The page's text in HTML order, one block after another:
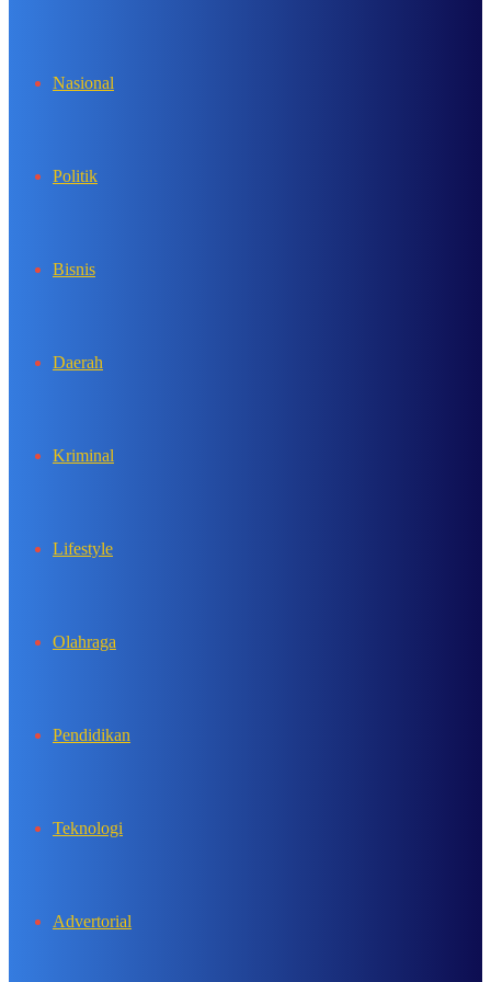
Nasional
Politik
Bisnis
Daerah
Kriminal
Lifestyle
Olahraga
Pendidikan
Teknologi
Advertorial